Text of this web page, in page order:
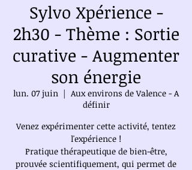
Sylvo Xpérience -
2h30 - Thème : Sortie
curative - Augmenter
son énergie
lun. 07 juin
  |
Aux environs de Valence - A
définir
Venez expérimenter cette activité, tentez
l'expérience !
Pratique thérapeutique de bien-être,
prouvée scientifiquement, qui permet de